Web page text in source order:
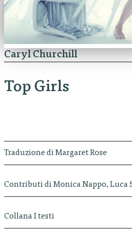
Caryl Churchill
Top Girls
Traduzione di Margaret Rose
Contributi di Monica Nappo, Luca
Collana I testi